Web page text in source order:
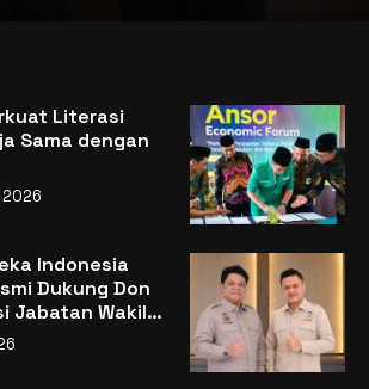
Literasi
Sama dengan
2026
Indonesia
Dukung Don
Jabatan Wakil
RI